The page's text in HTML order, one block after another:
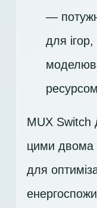
—
для
MUX Switch
цими двома
для